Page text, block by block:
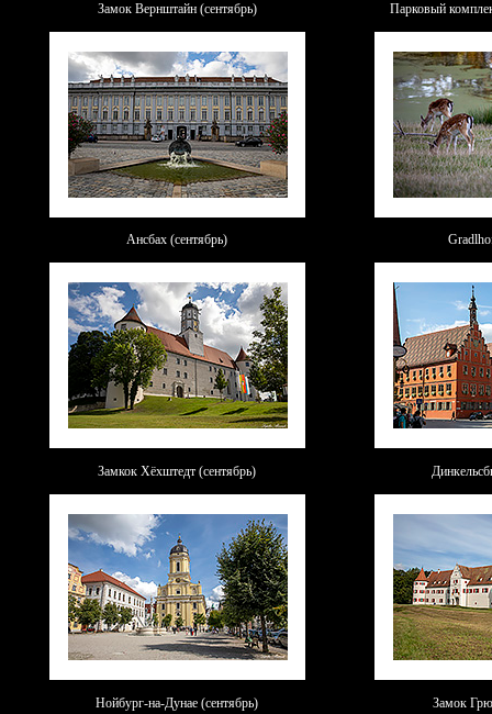
Замок Вернштайн (сентябрь) Парковый
Ансбах (сентябрь)
Замкок Хёхштедт (сентябрь)
Нойбург-на-Дунае (сентябрь) Замок